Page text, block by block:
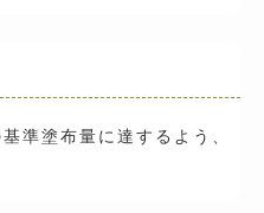
準塗布量に達するよう、